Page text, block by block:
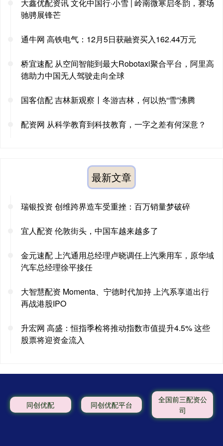
大鑫优配资讯 文化中国行·小雪 | 岭南微寒启冬韵，赛场
驰骋展锋芒
通牛网 高铁电气：12月5日获融资买入162.44万元
桥宜速配 从空间智能到最大Robotaxi聚合平台，阿里高
德助力中国无人驾驶走向全球
国客信配 吉林新观察丨冬游吉林，何以热“雪”沸腾
配资网 从科学教育到科技教育，一字之差有何深意？
最新文章
瑞银投资 创维跨界造车受重挫：百万销量梦破碎
宜人配资 伦敦街头，中国车越来越多了
金元速配 上汽通用总经理卢晓调任上汽乘用车，原华域
汽车总经理徐平接任
大智慧配资 Momenta、宁德时代加持 上汽系享道出行
再战港股IPO
升宏网 高盛：恒指季检将推动指数市值提升4.5% 这些
股票将迎资金流入
同创优配 同创优配平台
全国前三配资公
司